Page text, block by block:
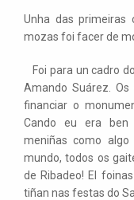
Unha das primeiras
mozas foi facer de
Foi para un cadro
Amando Suárez.
financiar o
Cando eu era ben
meniñas como algo
mundo, todos os
de Ribadeo! El
tiñan nas festas do